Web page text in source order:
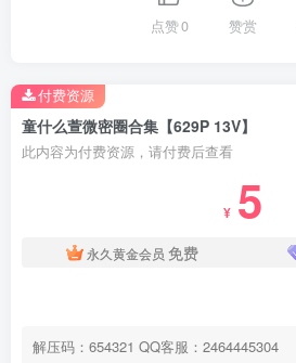
点赞0 赞赏
童什么萱微密圈合集【629P 13V】
此内容为付费资源，请付费后查看
¥ 5
永久黄金会员 免费
解压码：654321 QQ客服：2464445304
付费资源